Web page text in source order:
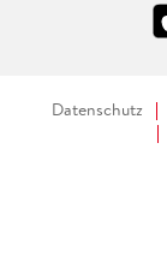
Datenschutz